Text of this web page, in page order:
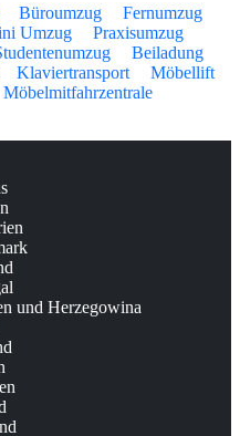
Büroumzug
Fernumzug
Umzug
Praxisumzug
Beiladung
Klaviertransport
Möbellift
Möbelmitfahrzentrale
und Herzegowina